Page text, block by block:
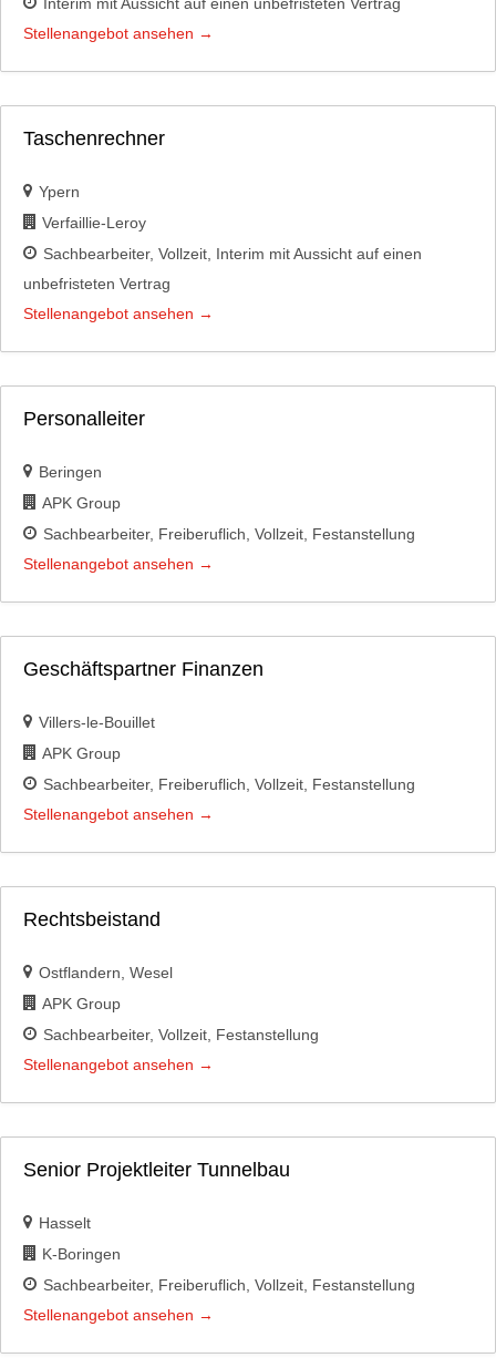
Stellenangebot ansehen
Taschenrechner
Ypern
Verfaillie-Leroy
Sachbearbeiter Vollzeit Interim mit Aussicht auf einen
unbefristeten Vertrag
Stellenangebot ansehen
Personalleiter
Beringen
APK Group
Sachbearbeiter Freiberuflich Vollzeit Festanstellung
Stellenangebot ansehen
Geschäftspartner Finanzen
Villers-le-Bouillet
APK Group
Sachbearbeiter Freiberuflich Vollzeit Festanstellung
Stellenangebot ansehen
Rechtsbeistand
Ostflandern Wesel
APK Group
Sachbearbeiter Vollzeit Festanstellung
Stellenangebot ansehen
Senior Projektleiter Tunnelbau
Hasselt
K-Boringen
Sachbearbeiter Freiberuflich Vollzeit Festanstellung
Stellenangebot ansehen